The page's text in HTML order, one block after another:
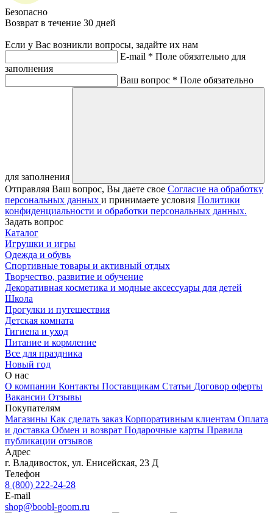
Безопасно
Возврат в течение 30 дней
Если у Вас возникли вопросы, задайте их нам
E-mail * Поле обязательно для
заполнения
Ваш вопрос * Поле обязательно
для заполнения
Отправляя Ваш вопрос, Вы даете свое Согласие на обработку
персональных данных и принимаете условия Политики
конфиденциальности и обработки персональных данных.
Задать вопрос
Каталог
Игрушки и игры
Одежда и обувь
Спортивные товары и активный отдых
Творчество, развитие и обучение
Декоративная косметика и модные аксессуары для детей
Школа
Прогулки и путешествия
Детская комната
Гигиена и уход
Питание и кормление
Все для праздника
Новый год
О нас
О компании Контакты Поставщикам Статьи Договор оферты
Вакансии Отзывы
Покупателям
Магазины Как сделать заказ Корпоративным клиентам Оплата
и доставка Обмен и возврат Подарочные карты Правила
публикации отзывов
Адрес
г. Владивосток, ул. Енисейская, 23 Д
Телефон
8 (800) 222-24-28
E-mail
shop@boobl-goom.ru